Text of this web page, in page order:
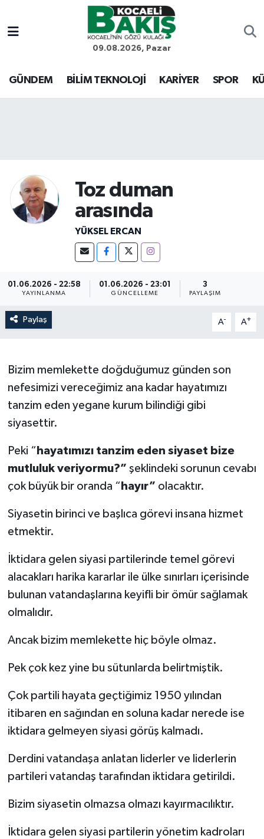
09.08.2026, Pazar
GÜNDEM BİLİM TEKNOLOJİ KARİYER SPOR
Toz duman
arasında
YÜKSEL ERCAN
01.06.2026 - 22:58
YAYINLANMA
01.06.2026 - 23:01
GÜNCELLEME
3
PAYLAŞIM
Paylaş A- A+
Bizim memlekette doğduğumuz günden son
nefesimizi vereceğimiz ana kadar hayatımızı
tanzim eden yegane kurum bilindiği gibi
siyasettir.
Peki “ hayatımızı tanzim eden siyaset bize
mutluluk veriyormu?” şeklindeki sorunun cevabı
çok büyük bir oranda “ hayır” olacaktır.
Siyasetin birinci ve başlıca görevi insana hizmet
etmektir.
İktidara gelen siyasi partilerinde temel görevi
alacakları harika kararlar ile ülke sınırları içerisinde
bulunan vatandaşlarına keyifli bir ömür sağlamak
olmalıdır.
Ancak bizim memlekette hiç böyle olmaz.
Pek çok kez yine bu sütunlarda belirtmiştik.
Çok partili hayata geçtiğimiz 1950 yılından
itibaren en sağından en soluna kadar nerede ise
iktidara gelmeyen siyasi görüş kalmadı.
Derdini vatandaşa anlatan liderler ve liderlerin
partileri vatandaş tarafından iktidara getirildi.
Bizim siyasetin olmazsa olmazı kayırmacılıktır.
İktidara gelen siyasi partilerin yönetim kadroları
Kocaeli Nöbetçi Eczaneler
Kocaeli Hava Durumu
Son Dakika Haberleri
Haber Arşivi